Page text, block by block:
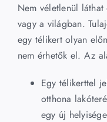
Nem véletlenül
vagy a világban.
egy télikert olyan
nem érhetők el. Az
Egy télikerttel
otthona
egy új